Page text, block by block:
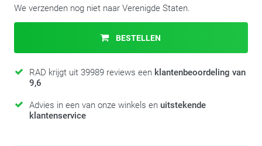
We verzenden nog niet naar Verenigde Staten.
BESTELLEN
RAD krijgt uit 39989 reviews een klantenbeoordeling van
9,6
Advies in een van onze winkels en uitstekende
klantenservice